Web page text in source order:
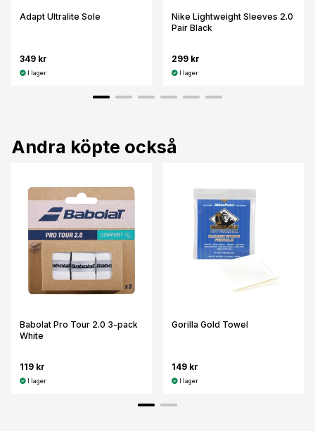
Adapt Ultralite Sole
349 kr
I lager
Nike Lightweight Sleeves 2.0
Pair Black
299 kr
I lager
Andra köpte också
Babolat Pro Tour 2.0 3-pack
White
119 kr
I lager
Gorilla Gold Towel
149 kr
I lager